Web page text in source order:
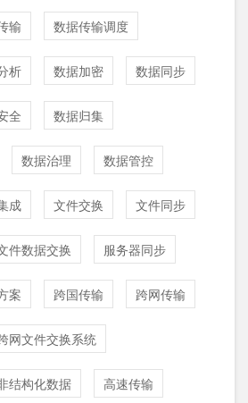
输 数据传输调度
析 数据加密 数据同步
全 数据归集
数据治理 数据管控
成 文件交换 文件同步
件数据交换 服务器同步
案 跨国传输 跨网传输
网文件交换系统
结构化数据 高速传输